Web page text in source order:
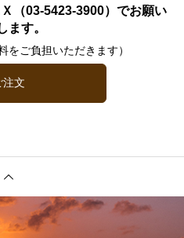
（03-5423-3900）でお願い
ます。
をご負担いただきます）
注文